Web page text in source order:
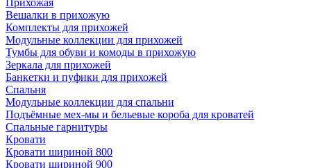
Прихожая
Вешалки в прихожую
Комплекты для прихожей
Модульные коллекции для прихожей
Тумбы для обуви и комоды в прихожую
Зеркала для прихожей
Банкетки и пуфики для прихожей
Спальня
Модульные коллекции для спальни
Подъёмные мех-мы и бельевые короба для кроватей
Спальные гарнитуры
Кровати
Кровати шириной 800
Кровати шириной 900